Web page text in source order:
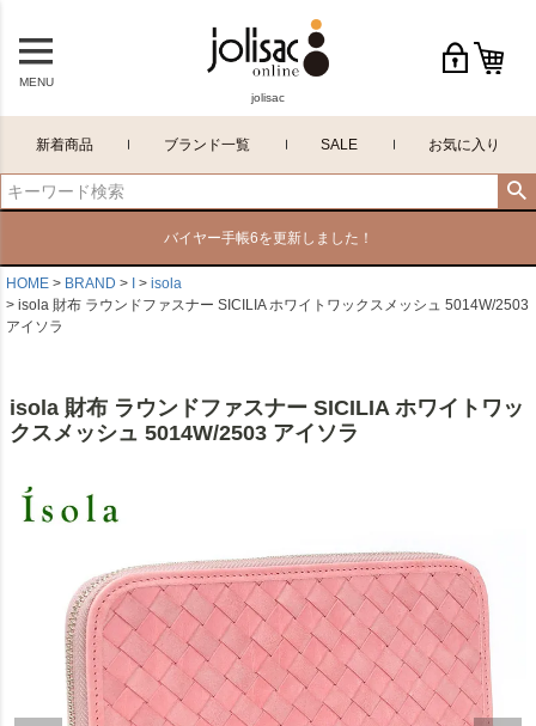
MENU
jolisac
新着商品 ブランド一覧 SALE お気に入り
バイヤー手帳6を更新しました！
HOME BRAND
isola
isola 財布 ラウンドファスナー SICILIA ホワイトワックスメッシュ 5014W/2503
アイソラ
isola 財布 ラウンドファスナー SICILIA ホワイトワッ
クスメッシュ 5014W/2503 アイソラ